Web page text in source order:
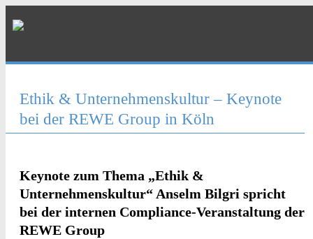
Ethik & Unternehmenskultur – Keynote
bei der REWE Group in Köln
Keynote zum Thema „Ethik &
Unternehmenskultur“ Anselm Bilgri spricht
bei der internen Compliance-Veranstaltung der
REWE Group